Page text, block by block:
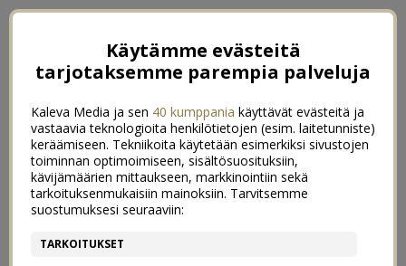
Käytämme evästeitä
tarjotaksemme parempia palveluja
Kaleva Media ja sen 40 kumppania käyttävät evästeitä ja
vastaavia teknologioita henkilötietojen (esim. laitetunniste)
keräämiseen. Tekniikoita käytetään esimerkiksi sivustojen
toiminnan optimoimiseen, sisältösuosituksiin,
kävijämäärien mittaukseen, markkinointiin sekä
tarkoituksenmukaisiin mainoksiin. Tarvitsemme
suostumuksesi seuraaviin:
TARKOITUKSET